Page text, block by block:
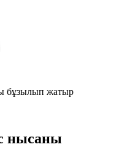
бұзылып жатыр
нысаны